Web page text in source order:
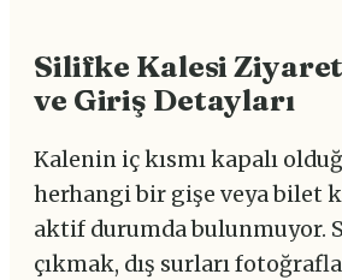
Silifke Kalesi
ve Giriş Detayları
Kalenin iç kısmı kapalı
herhangi bir gişe veya bilet
aktif durumda bulunmuyor.
çıkmak, dış surları